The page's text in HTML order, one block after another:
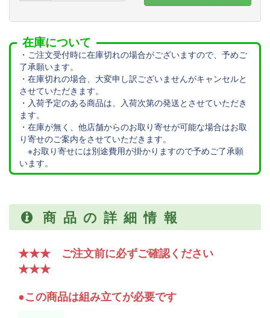
在庫について
・ご注文受付時に在庫切れの場合がございますので、予めご
了承願います。
・在庫切れの場合、大変申し訳ございませんがキャンセルと
させていただきます。
・入荷予定のある商品は、入荷次第の発送とさせていただき
ます。
・在庫が無く、他店舗からのお取り寄せが可能な場合はお取
り寄せのご案内をさせていただきます。
※お取り寄せには別途費用が掛かりますので予めご了承願
います。
商品の詳細情報
★★★ ご注文前に必ずご確認ください
★★★
●この商品は組み立てが必要です